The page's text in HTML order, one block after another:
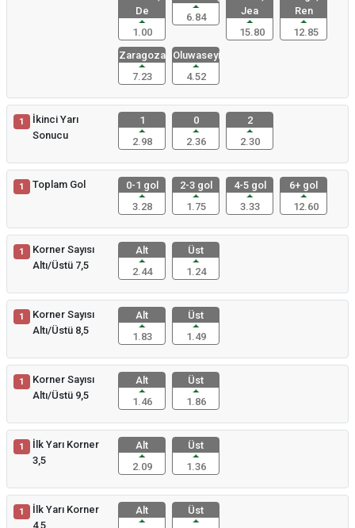
De
1.00
6.84
Jea
15.80
Ren
12.85
Zaragoza,
7.23
Oluwaseyi,
4.52
1
İkinci Yarı
Sonucu
1
2.98
0
2.36
2
2.30
1 Toplam Gol
0-1 gol
3.28
2-3 gol
1.75
4-5 gol
3.33
6+ gol
12.60
1
Korner Sayısı
Altı/Üstü 7,5
Alt
2.44
Üst
1.24
1
Korner Sayısı
Altı/Üstü 8,5
Alt
1.83
Üst
1.49
1
Korner Sayısı
Altı/Üstü 9,5
Alt
1.46
Üst
1.86
1
İlk Yarı Korner
3,5
Alt
2.09
Üst
1.36
1
İlk Yarı Korner
4,5
Alt
Üst